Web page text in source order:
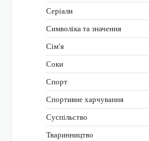
Серіали
Символіка та значення
Сім’я
Соки
Спорт
Спортивне харчування
Суспільство
Тваринництво